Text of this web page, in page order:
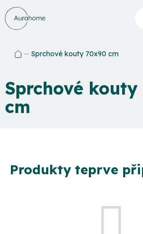
Přejít
na
obsah
Sprchové kouty 70x90 cm
Sprchové kouty
cm
Produkty teprve